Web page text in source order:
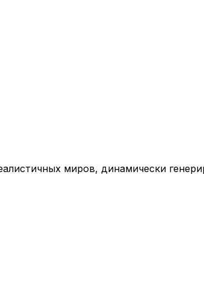
миров, динамически